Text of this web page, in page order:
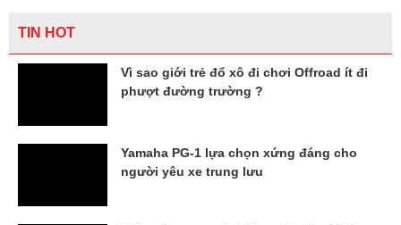
TIN HOT
Vì sao giới trẻ đổ xô đi chơi Offroad ít đi
phượt đường trường ?
Yamaha PG-1 lựa chọn xứng đáng cho
người yêu xe trung lưu